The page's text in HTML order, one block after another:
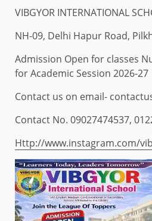
VIBGYOR INTERNATIONAL
NH-09, Delhi Hapur Road,
Admission Open for classes
for Academic Session 2026-27
Contact us on email-
Contact No. 09027474537,
Http://www.instagram.com/